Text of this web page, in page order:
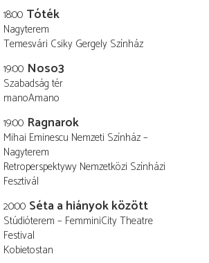
18:00 Tóték
Nagyterem
Temesvári Csiky Gergely Színház
19:00 Noso3
Szabadság tér
manoAmano
19:00 Ragnarok
Mihai Eminescu Nemzeti Színház –
Nagyterem
Retroperspektywy Nemzetközi Színházi
Fesztivál
20:00 Séta a hiányok között
Stúdióterem – FemminiCity Theatre
Festival
Kobietostan